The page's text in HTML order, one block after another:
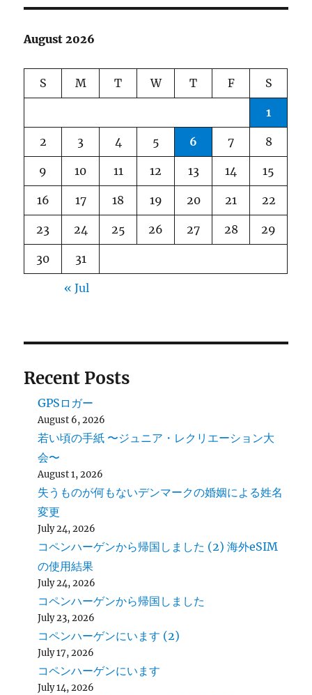
August 2026
S M T W T F S
1
2 3 4 5 6 7 8
9 10 11 12 13 14 15
16 17 18 19 20 21 22
23 24 25 26 27 28 29
30 31
« Jul
Recent Posts
GPSロガー
August 6, 2026
若い頃の手紙 〜ジュニア・レクリエーション大
会〜
August 1, 2026
失うものが何もないデンマークの婚姻による姓名
変更
July 24, 2026
コペンハーゲンから帰国しました (2) 海外eSIM
の使用結果
July 24, 2026
コペンハーゲンから帰国しました
July 23, 2026
コペンハーゲンにいます (2)
July 17, 2026
コペンハーゲンにいます
July 14, 2026